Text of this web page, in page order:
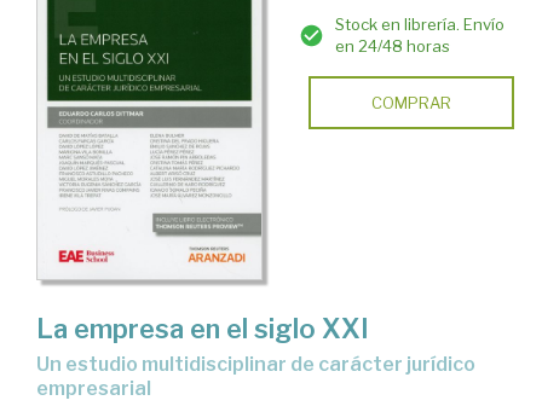
Stock en librería. Envío
en 24/48 horas
COMPRAR
La empresa en el siglo XXI
un estudio multidisciplinar de carácter jurídico
empresarial